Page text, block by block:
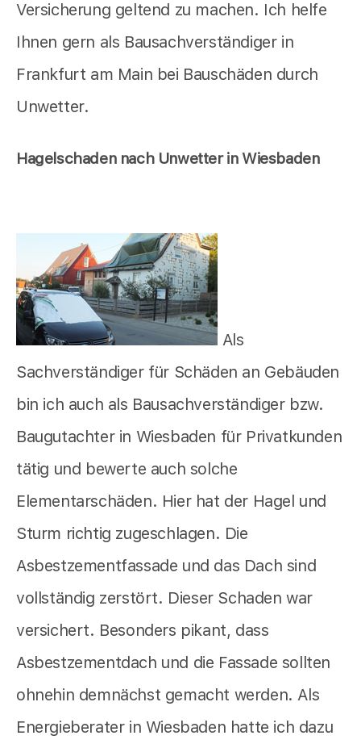
Versicherung geltend zu machen. Ich helfe
Ihnen gern als Bausachverständiger in
Frankfurt am Main bei Bauschäden durch
Unwetter.
Hagelschaden nach Unwetter in Wiesbaden
Als
Sachverständiger für Schäden an Gebäuden
bin ich auch als Bausachverständiger bzw.
Baugutachter in Wiesbaden für Privatkunden
tätig und bewerte auch solche
Elementarschäden. Hier hat der Hagel und
Sturm richtig zugeschlagen. Die
Asbestzementfassade und das Dach sind
vollständig zerstört. Dieser Schaden war
versichert. Besonders pikant, dass
Asbestzementdach und die Fassade sollten
ohnehin demnächst gemacht werden. Als
Energieberater in Wiesbaden hatte ich dazu